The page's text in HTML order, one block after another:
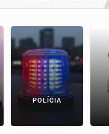
POLÍCIA